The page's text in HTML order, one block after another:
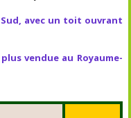
Sud, avec un toit ouvrant
vendue au Royaume-